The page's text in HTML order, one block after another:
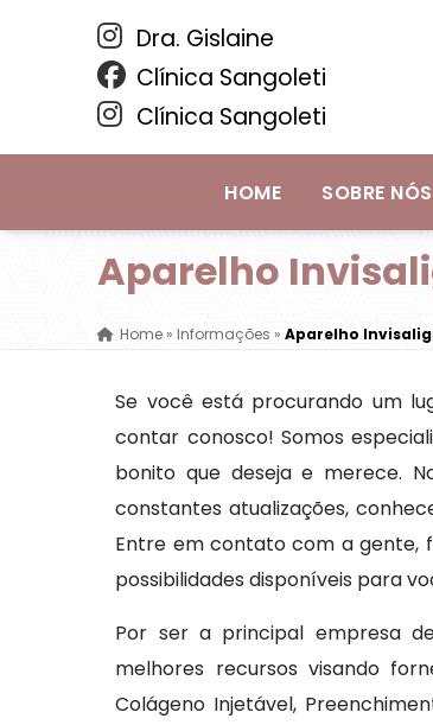
Dra. Gislaine
Clínica Sangoleti
Clínica Sangoleti
HOME SOBRE NÓS
Aparelho
Home»Informações »Aparelho
Se você está procurando um
contar conosco! Somos
bonito que deseja e merece.
constantes atualizações,
Entre em contato com a gente,
possibilidades disponíveis para
Por ser a principal empresa
melhores recursos visando
Colágeno Injetável,